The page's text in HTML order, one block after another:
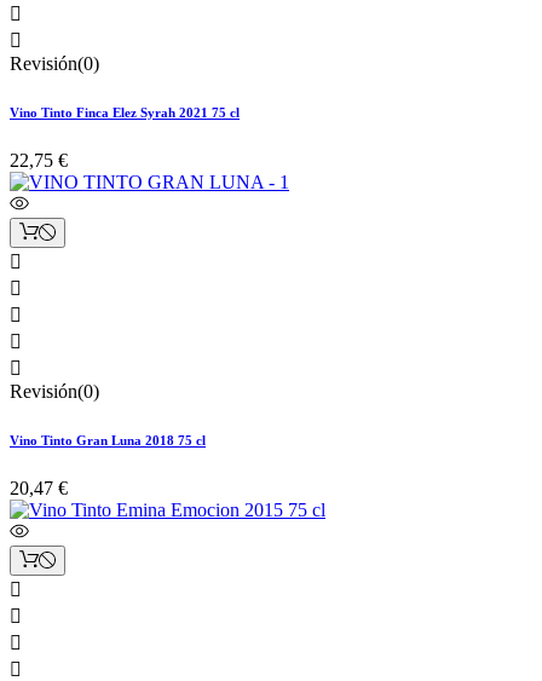


Revisión(0)
Vino Tinto Finca Elez Syrah 2021 75 cl
22,75 €





Revisión(0)
Vino Tinto Gran Luna 2018 75 cl
20,47 €



